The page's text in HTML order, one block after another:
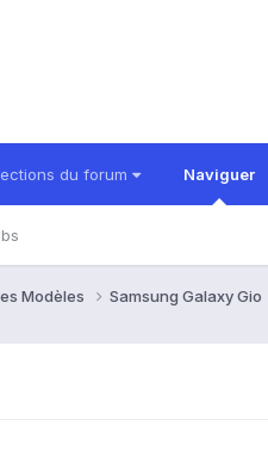
du forum Naviguer
Modèles Samsung Galaxy Gio